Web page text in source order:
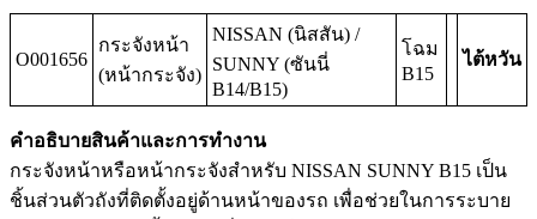
O001656
กระจังหน้า
(หน้ากระจัง)
NISSAN (นิสสัน) /
SUNNY (ซันนี่
B14/B15)
โฉม
B15
ไต้หวัน
คำอธิบายสินค้าและการทำงาน
กระจังหน้าหรือหน้ากระจังสำหรับ NISSAN SUNNY B15 เป็น
ชิ้นส่วนตัวถังที่ติดตั้งอยู่ด้านหน้าของรถ เพื่อช่วยในการระบาย